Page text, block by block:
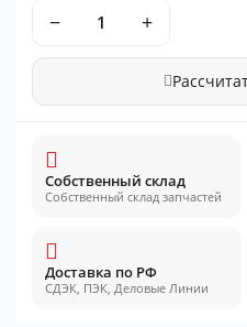
− +
Собственный склад
Собственный склад запчастей
Доставка по РФ
СДЭК, ПЭК, Деловые Линии